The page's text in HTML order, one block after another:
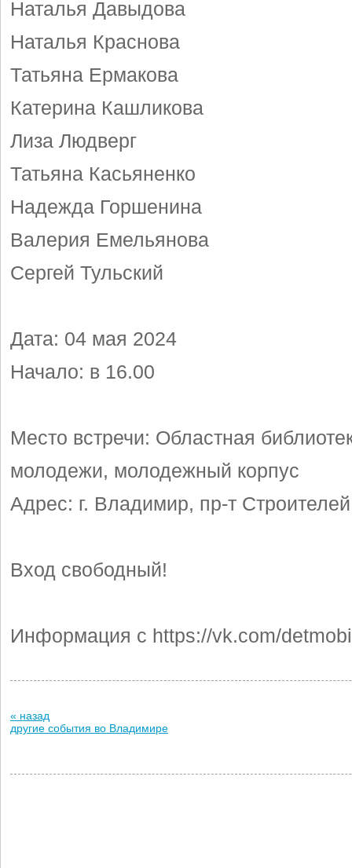
Наталья Давыдова
Наталья Краснова
Татьяна Ермакова
Катерина Кашликова
Лиза Людверг
Татьяна Касьяненко
Надежда Горшенина
Валерия Емельянова
Сергей Тульский
Дата: 04 мая 2024
Начало: в 16.00
Место встречи: Областная
молодежи, молодежный корпус
Адрес: г. Владимир, пр-т
Вход свободный!
Информация с https://vk.com/
« назад
другие события во Владимире